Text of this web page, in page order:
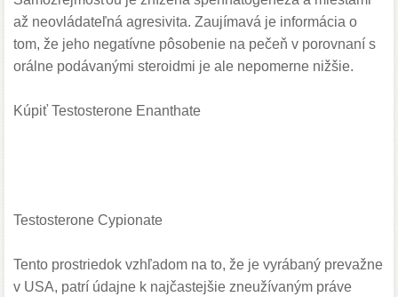
až neovládateľná agresivita. Zaujímavá je informácia o
tom, že jeho negatívne pôsobenie na pečeň v porovnaní s
orálne podávanými steroidmi je ale nepomerne nižšie.
Kúpiť Testosterone Enanthate
Testosterone Cypionate
Tento prostriedok vzhľadom na to, že je vyrábaný prevažne
v USA, patrí údajne k najčastejšie zneužívaným práve